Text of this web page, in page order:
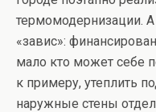
термомодернизации.
«завис»:
мало кто может себе
к примеру, утеплить
наружные стены